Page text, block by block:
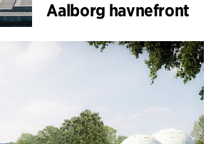
Aalborg havnefront